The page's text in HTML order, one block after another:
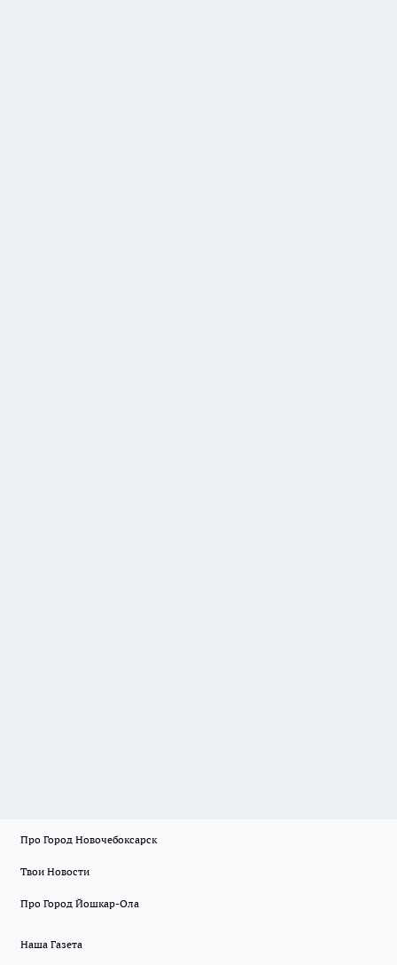
Про Город Новочебоксарск
Твои Новости
Про Город Йошкар-Ола
Наша Газета